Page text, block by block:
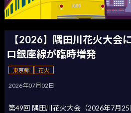
【2026】隅田川花火大会
ロ銀座線が臨時増発
東京都 花火
2026年07月02日
第49回 隅田川花火大会（2026年7月